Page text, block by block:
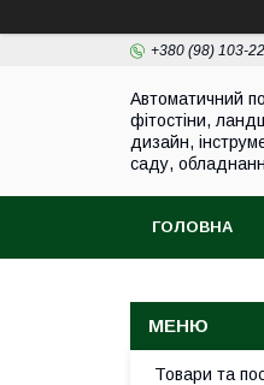
+380 (98) 103-
Автоматичний
фітостіни,
дизайн,
саду,
ГОЛОВНА
Товари та